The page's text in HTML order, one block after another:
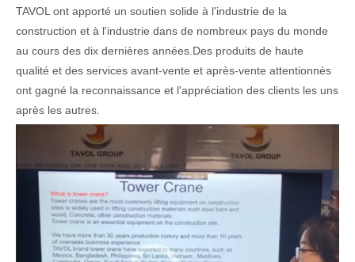
TAVOL ont apporté un soutien solide à l'industrie de la
construction et à l'industrie dans de nombreux pays du monde
au cours des dix dernières années.Des produits de haute
qualité et des services avant-vente et après-vente attentionnés
ont gagné la reconnaissance et l'appréciation des clients les uns
après les autres.